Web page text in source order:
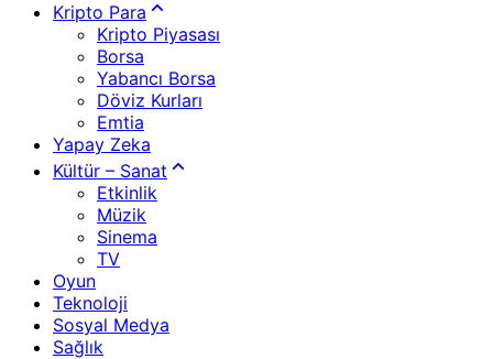
Kripto Para
Kripto Piyasası
Borsa
Yabancı Borsa
Döviz Kurları
Emtia
Yapay Zeka
Kültür – Sanat
Etkinlik
Müzik
Sinema
TV
Oyun
Teknoloji
Sosyal Medya
Sağlık